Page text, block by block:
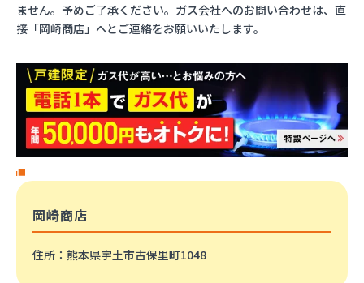
ません。予めご了承ください。ガス会社へのお問い合わせは、直
接「岡崎商店」へとご連絡をお願いいたします。
岡崎商店
住所 ：熊本県宇土市古保里町1048